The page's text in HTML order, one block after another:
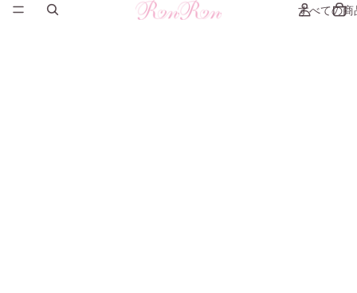
すべての商